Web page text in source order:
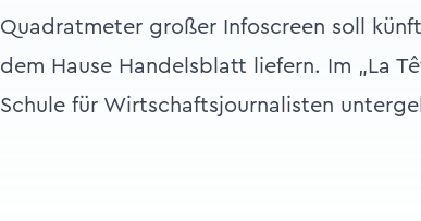
Quadratmeter großer Infoscreen soll
dem Hause Handelsblatt liefern. Im „La
Schule für Wirtschaftsjournalisten